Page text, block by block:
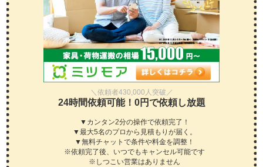
＼依頼者430,000人突破／
24時間依頼可能！0円で依頼し放題
▼カンタン2分の操作で依頼完了！
▼最大5名のプロから見積もりが届く。
▼無料チャットで条件や料金を調整！
※依頼完了後、いつでもキャンセル可能です
※しつこい営業はありません